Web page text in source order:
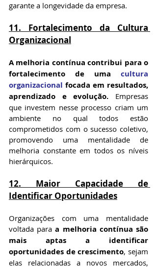
garante a longevidade da empresa.
11. Fortalecimento da Cultura
Organizacional
A melhoria contínua contribui para o
fortalecimento de uma cultura
organizacional focada em resultados,
aprendizado e evolução. Empresas
que investem nesse processo criam um
ambiente no qual todos estão
comprometidos com o sucesso coletivo,
promovendo uma mentalidade de
melhoria constante em todos os níveis
hierárquicos.
12. Maior Capacidade de
Identificar Oportunidades
Organizações com uma mentalidade
voltada para a melhoria contínua são
mais aptas a identificar
oportunidades de crescimento, sejam
elas relacionadas a novos mercados,